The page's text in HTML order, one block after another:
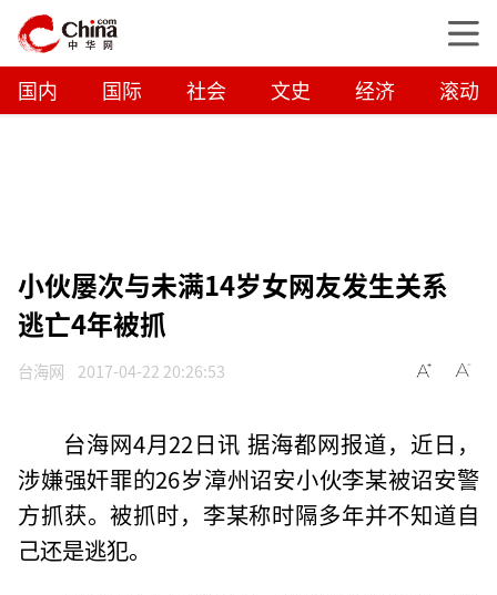
国内 国际 社会 文史 经济 滚动
小伙屡次与未满14岁女网友发生关系
逃亡4年被抓
台海网 2017-04-22 20:26:53
台海网4月22日讯 据海都网报道，近日，
涉嫌强奸罪的26岁漳州诏安小伙李某被诏安警
方抓获。被抓时，李某称时隔多年并不知道自
己还是逃犯。